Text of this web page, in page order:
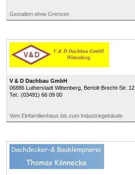
Gestalten ohne Grenzen
V & D Dachbau GmbH
06886 Lutherstadt Wittenberg, Bertolt-Brecht-Str. 12
Tel.: (03491) 66 09 00
Vom Einfamilienhaus bis zum Industriegebäude